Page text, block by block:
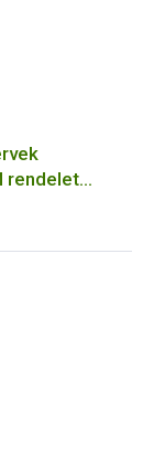
rendelet